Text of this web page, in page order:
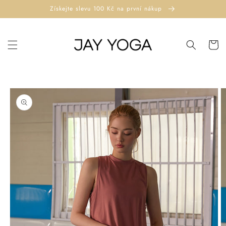
obsahu
Získejte slevu 100 Kč na první nákup
Košík
informace
produktu